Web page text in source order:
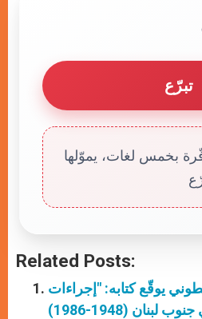
تبرّع
بخمس لغات، يموّلها
Related Posts:
يوقّع كتابه: "إجراءات
مجلس الأمن في جنوب لبنان (1948-1986)